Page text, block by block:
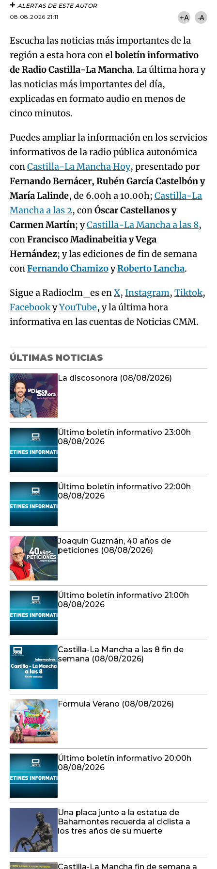
ALERTAS DE ESTE AUTOR
08.08.2026 21:11
+A -A
Escucha las noticias más importantes de la
región a esta hora con elboletín informativo
de Radio Castilla-La Mancha. La última hora y
las noticias más importantes del día,
explicadas en formato audio en menos de
cinco minutos.
Puedes ampliar la información en los servicios
informativos de la radio pública autonómica
conCastilla-La Mancha Hoy, presentado por
Fernando Bernácer, Rubén García Castelbón y
María Lalinde, de 6.00h a 10.00h; Castilla-La
Mancha a las 2, conÓscar Castellanos y
Carmen Martín; yCastilla-La Mancha a las 8,
conFrancisco Madinabeitia y Vega
Hernández; y las ediciones de fin de semana
conFernando ChamizoyRoberto Lancha.
Sigue a Radioclm_es enX, Instagram, Tiktok,
FacebookyYouTube, y la última hora
informativa en las cuentas de Noticias CMM.
ÚLTIMAS NOTICIAS
La discosonora (08/08/2026)
Último boletín informativo 23:00h
08/08/2026
Último boletín informativo 22:00h
08/08/2026
Joaquín Guzmán, 40 años de
peticiones (08/08/2026)
Último boletín informativo 21:00h
08/08/2026
Castilla-La Mancha a las 8 fin de
semana (08/08/2026)
Formula Verano (08/08/2026)
Último boletín informativo 20:00h
08/08/2026
Una placa junto a la estatua de
Bahamontes recuerda al ciclista a
los tres años de su muerte
Castilla-La Mancha fin de semana a